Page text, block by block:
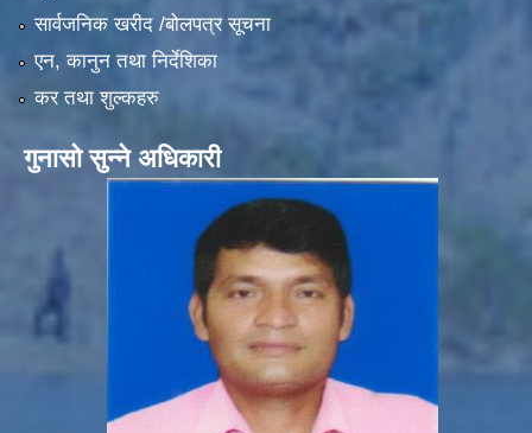
सार्वजनिक खरीद /बोलपत्र सूचना
एन, कानुन तथा निर्देशिका
कर तथा शुल्कहरु
गुनासो सुन्ने अधिकारी